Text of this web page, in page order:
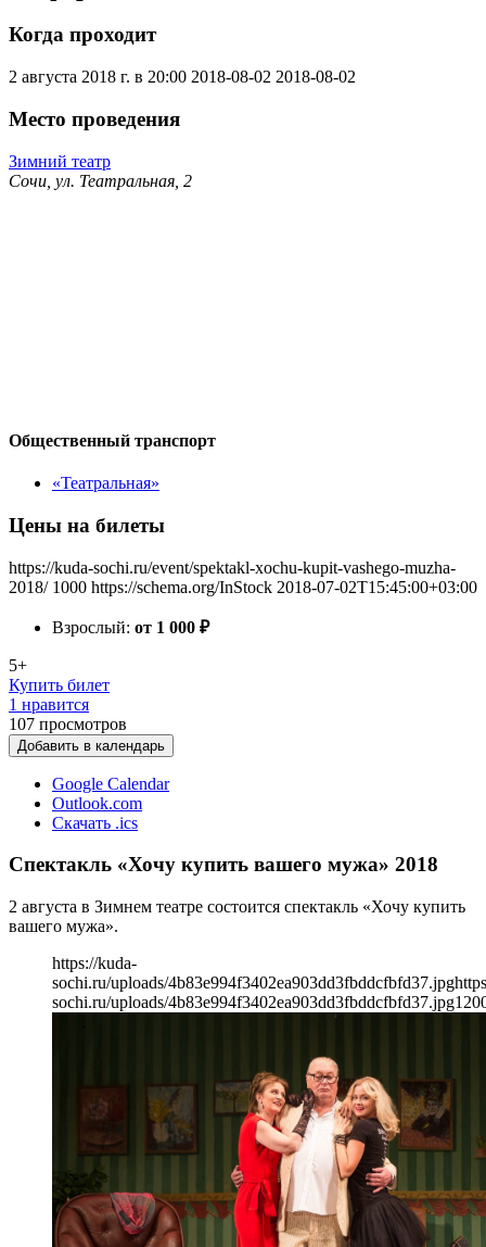
Когда проходит
2 августа 2018 г. в 20:00 2018-08-02 2018-08-02
Место проведения
Зимний театр
Сочи, ул. Театральная, 2
Общественный транспорт
«Театральная»
Цены на билеты
https://kuda-sochi.ru/event/spektakl-xochu-kupit-vashego-muzha-
2018/ 1000 https://schema.org/InStock 2018-07-02T15:45:00+03:00
Взрослый: от 1 000 ₽
5+
Купить билет
1 нравится
107 просмотров
Добавить в календарь
Google Calendar
Outlook.com
Скачать .ics
Спектакль «Хочу купить вашего мужа» 2018
2 августа в Зимнем театре состоится спектакль «Хочу купить
вашего мужа».
https://kuda-
sochi.ru/uploads/4b83e994f3402ea903dd3fbddcfbfd37.jpg
sochi.ru/uploads/4b83e994f3402ea903dd3fbddcfbfd37.jpg